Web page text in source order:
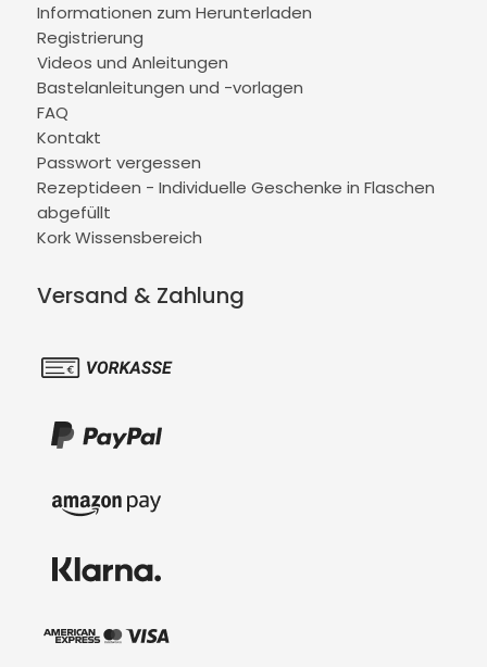
Informationen zum Herunterladen
Registrierung
Videos und Anleitungen
Bastelanleitungen und -vorlagen
FAQ
Kontakt
Passwort vergessen
Rezeptideen - Individuelle Geschenke in Flaschen
abgefüllt
Kork Wissensbereich
Versand & Zahlung